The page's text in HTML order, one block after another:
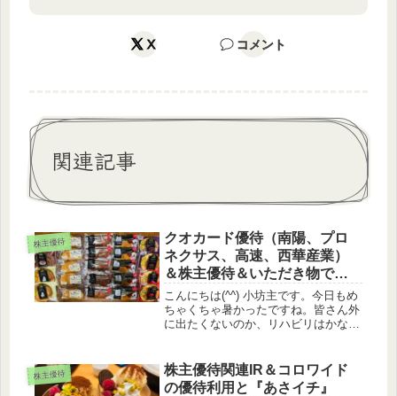
X コメント
関連記事
株主優待
クオカード優待（南陽、プロ
ネクサス、高速、西華産業）
＆株主優待＆いただき物で贅
沢なパン祭り！
こんにちは(^^) 小坊主です。今日もめ
ちゃくちゃ暑かったですね。皆さん外
に出たくないのか、リハビリはかなり
あるもので済ませようと考えてしまう
くらいです(^-^;株価情報日経...
株主優待
株主優待関連IR＆コロワイド
の優待利用と『あさイチ』